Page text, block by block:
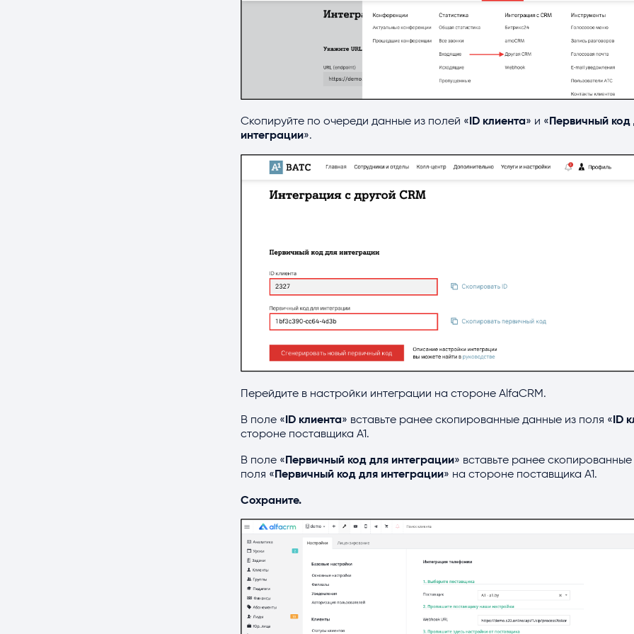
Скопируйте по очереди данные из полей « ID клиента» и « Первичный код
интеграции».
Перейдите в настройки интеграции на стороне AlfaCRM.
В поле « ID клиента» вставьте ранее скопированные данные из поля « ID
стороне поставщика A1.
В поле « Первичный код для интеграции» вставьте ранее
поля « Первичный код для интеграции» на стороне поставщика A1.
Сохраните.